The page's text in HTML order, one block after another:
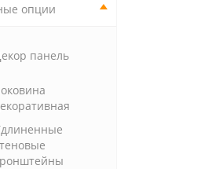
опции
панель